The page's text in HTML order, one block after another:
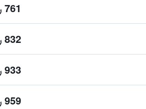
761 ﷼
832 ﷼
933 ﷼
959 ﷼